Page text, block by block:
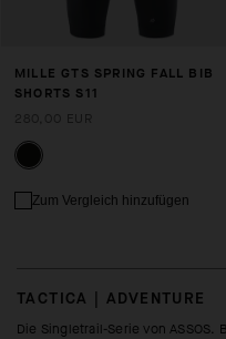
MILLE GTS SPRING FALL BIB
SHORTS S11
Zum Vergleich hinzufügen
TACTICA | ADVENTURE
Die Singletrail-Serie von